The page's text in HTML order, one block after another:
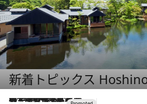
新着トピックス
2026.8.7
【トンボの足水浴】ヒノキの香りに包まれて涼感マックス！約13℃の湧水かけ流しを避暑地「星野温泉 トンボの湯」で体験